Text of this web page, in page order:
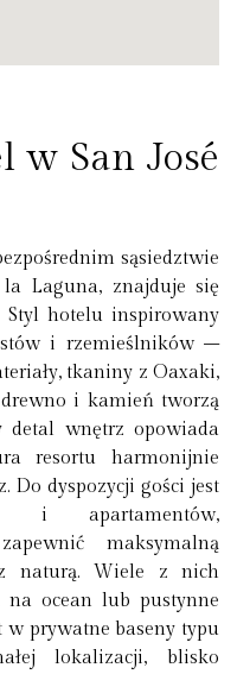
w San José
sąsiedztwie
Laguna, znajduje się
Styl hotelu inspirowany
i rzemieślników –
tkaniny z Oaxaki,
i kamień tworzą
detal wnętrz opowiada
resortu harmonijnie
Do dyspozycji gości jest
i apartamentów,
maksymalną
naturą. Wiele z nich
ocean lub pustynne
w prywatne baseny typu
lokalizacji, blisko